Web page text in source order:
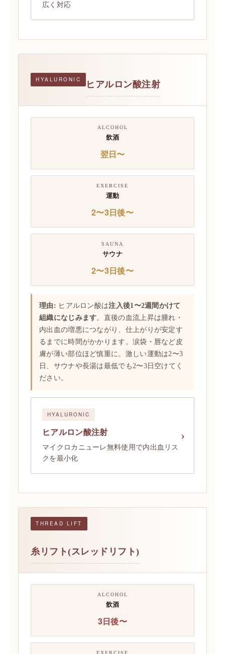
広く対応
HYALURONIC ヒアルロン酸注射
ALCOHOL
飲酒
翌日〜
EXERCISE
運動
2〜3日後〜
SAUNA
サウナ
2〜3日後〜
理由: ヒアルロン酸は注入後1〜2週間かけて
組織になじみます。直後の血流上昇は腫れ・
内出血の増悪につながり、仕上がりが安定す
るまでに時間がかかります。涙袋・唇など皮
膚が薄い部位ほど慎重に。激しい運動は2〜3
日、サウナや長湯は最低でも2〜3日空けてく
ださい。
HYALURONIC
ヒアルロン酸注射
マイクロカニューレ無料使用で内出血リス
クを最小化
THREAD LIFT
糸リフト(スレッドリフト)
ALCOHOL
飲酒
3日後〜
EXERCISE